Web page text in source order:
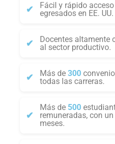
Fácil y rápido
egresados en EE.
Docentes altamente
al sector productivo.
Más de 300
todas las carreras.
Más de 500
remuneradas, con
meses.